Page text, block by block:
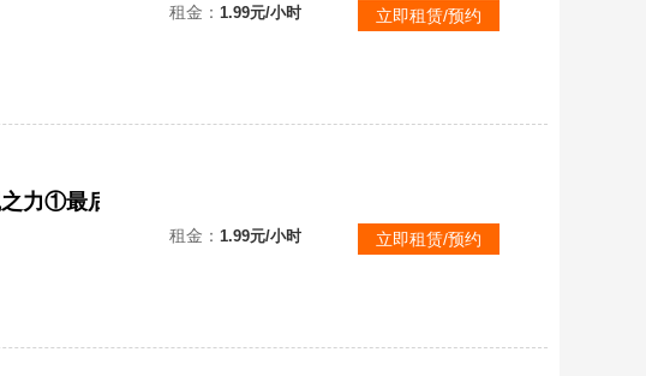
租金： 1.99元/小时 立即租赁/预约
租金： 1.99元/小时 立即租赁/预约